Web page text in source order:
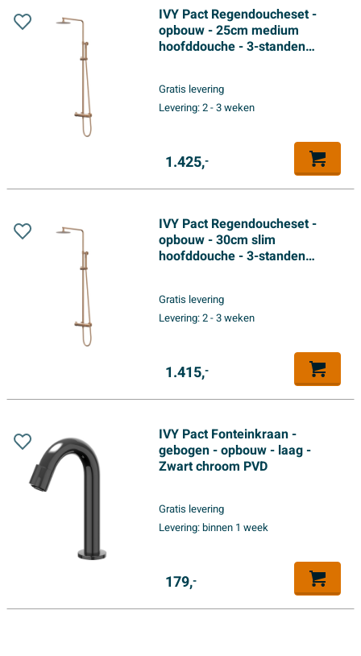
IVY Pact Regendoucheset -
opbouw - 25cm medium
hoofddouche - 3-standen
Gratis levering
Levering:2 - 3 weken
1.425,-
IVY Pact Regendoucheset -
opbouw - 30cm slim
hoofddouche - 3-standen
Gratis levering
Levering:2 - 3 weken
1.415,-
IVY Pact Fonteinkraan -
gebogen - opbouw - laag -
Zwart chroom PVD
Gratis levering
Levering:binnen 1 week
179,-